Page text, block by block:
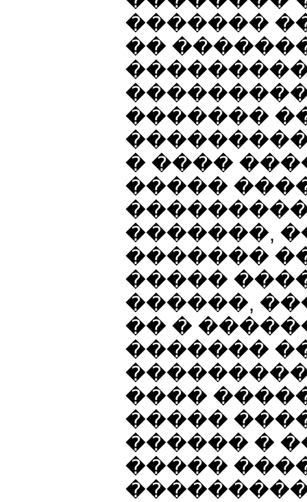
�������
��
�������
� ����
�����
�������,
�������
�����
������,
�� �
�������
����
�����
������ �
�����